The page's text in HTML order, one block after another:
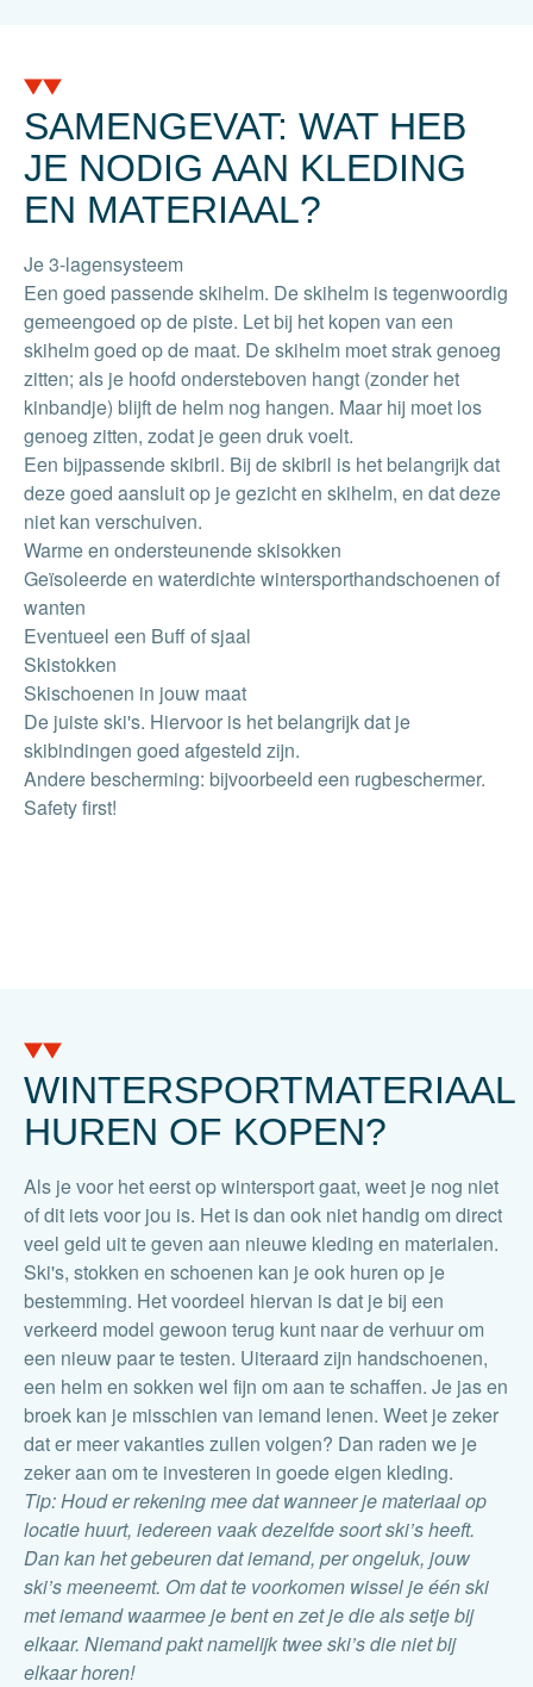
SAMENGEVAT: WAT HEB
JE NODIG AAN KLEDING
EN MATERIAAL?
Je 3-lagensysteem
Een goed passende skihelm. De skihelm is tegenwoordig
gemeengoed op de piste. Let bij het kopen van een
skihelm goed op de maat. De skihelm moet strak genoeg
zitten; als je hoofd ondersteboven hangt (zonder het
kinbandje) blijft de helm nog hangen. Maar hij moet los
genoeg zitten, zodat je geen druk voelt.
Een bijpassende skibril. Bij de skibril is het belangrijk dat
deze goed aansluit op je gezicht en skihelm, en dat deze
niet kan verschuiven.
Warme en ondersteunende skisokken
Geïsoleerde en waterdichte wintersporthandschoenen of
wanten
Eventueel een Buff of sjaal
Skistokken
Skischoenen in jouw maat
De juiste ski's. Hiervoor is het belangrijk dat je
skibindingen goed afgesteld zijn.
Andere bescherming: bijvoorbeeld een rugbeschermer.
Safety first!
WINTERSPORTMATERIAAL
HUREN OF KOPEN?
Als je voor het eerst op wintersport gaat, weet je nog niet
of dit iets voor jou is. Het is dan ook niet handig om direct
veel geld uit te geven aan nieuwe kleding en materialen.
Ski's, stokken en schoenen kan je ook huren op je
bestemming. Het voordeel hiervan is dat je bij een
verkeerd model gewoon terug kunt naar de verhuur om
een nieuw paar te testen. Uiteraard zijn handschoenen,
een helm en sokken wel fijn om aan te schaffen. Je jas en
broek kan je misschien van iemand lenen. Weet je zeker
dat er meer vakanties zullen volgen? Dan raden we je
zeker aan om te investeren in goede eigen kleding.
Tip: Houd er rekening mee dat wanneer je materiaal op
locatie huurt, iedereen vaak dezelfde soort ski’s heeft.
Dan kan het gebeuren dat iemand, per ongeluk, jouw
ski’s meeneemt. Om dat te voorkomen wissel je één ski
met iemand waarmee je bent en zet je die als setje bij
elkaar. Niemand pakt namelijk twee ski’s die niet bij
elkaar horen!